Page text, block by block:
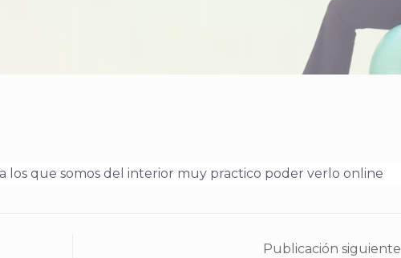
los que somos del interior muy practico poder verlo online
Publicación siguiente